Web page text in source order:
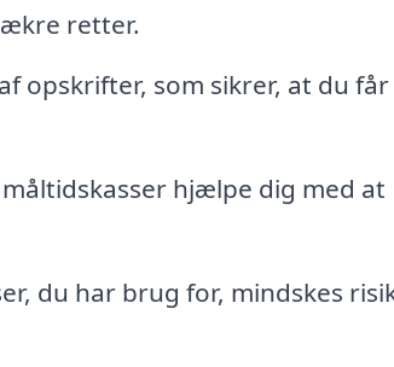
retter.
opskrifter, som sikrer, at du får
hjælpe dig med at
du har brug for, mindskes